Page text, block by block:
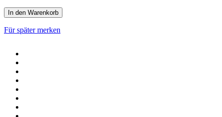
In den Warenkorb
Für später merken